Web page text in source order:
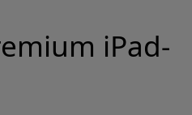
iPad-